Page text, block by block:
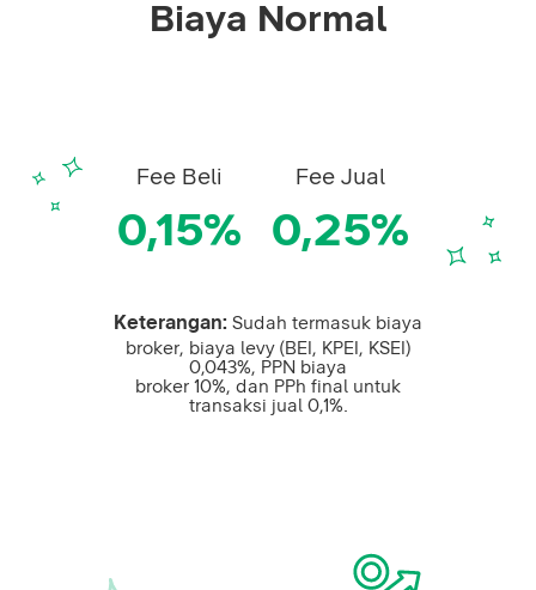
Biaya Normal
Fee Beli
0,15%
Fee Jual
0,25%
Keterangan: Sudah termasuk biaya
broker, biaya levy (BEI, KPEI, KSEI)
0,043%, PPN biaya
broker 10%, dan PPh final untuk
transaksi jual 0,1%.